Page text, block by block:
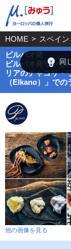
HOME > スペイン
ビルバオ発
ビルバオ発サンセ
リアのチャコリ・
（Elkano）」での
他の画像を見る
emoji_objects同